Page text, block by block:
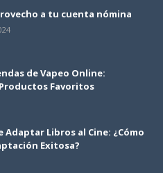
a tu cuenta nómina
de Vapeo Online:
Favoritos
Adaptar Libros al Cine: ¿Cómo
Exitosa?